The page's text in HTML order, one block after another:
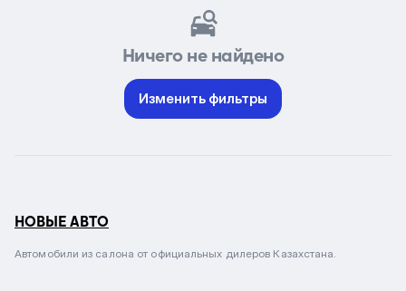
Ничего не найдено
Изменить фильтры
НОВЫЕ АВТО
Автомобили из салона от официальных дилеров Казахстана.